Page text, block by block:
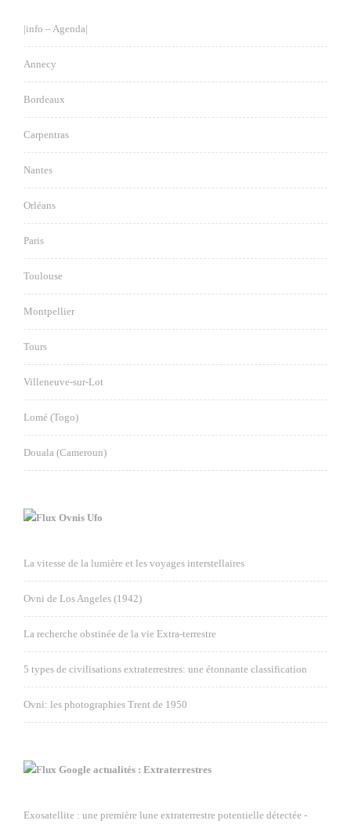
|info – Agenda|
Annecy
Bordeaux
Carpentras
Nantes
Orléans
Paris
Toulouse
Montpellier
Tours
Villeneuve-sur-Lot
Lomé (Togo)
Douala (Cameroun)
Ovnis Ufo
La vitesse de la lumière et les voyages interstellaires
Ovni de Los Angeles (1942)
La recherche obstinée de la vie Extra-terrestre
5 types de civilisations extraterrestres: une étonnante classification
Ovni: les photographies Trent de 1950
Google actualités : Extraterrestres
Exosatellite : une première lune extraterrestre potentielle détectée -